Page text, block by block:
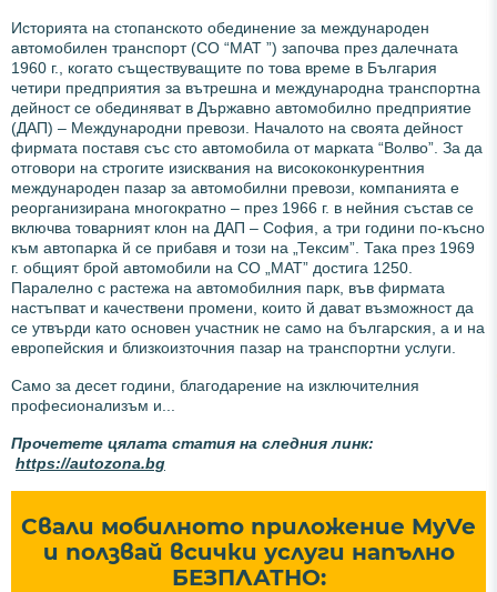
Историята на стопанското обединение за международен
автомобилен транспорт (СО “МАТ ”) започва през далечната
1960 г., когато съществуващите по това време в България
четири предприятия за вътрешна и международна транспортна
дейност се обединяват в Държавно автомобилно предприятие
(ДАП) – Международни превози. Началото на своята дейност
фирмата поставя със сто автомобила от марката “Волво”. За да
отговори на строгите изисквания на висококонкурентния
международен пазар за автомобилни превози, компанията е
реорганизирана многократно – през 1966 г. в нейния състав се
включва товарният клон на ДАП – София, а три години по-късно
към автопарка й се прибавя и този на „Тексим”. Така през 1969
г. общият брой автомобили на СО „МАТ” достига 1250.
Паралелно с растежа на автомобилния парк, във фирмата
настъпват и качествени промени, които й дават възможност да
се утвърди като основен участник не само на българския, а и на
европейския и близкоизточния пазар на транспортни услуги.
Само за десет години, благодарение на изключителния
професионализъм и...
Прочетете цялата статия на следния линк:
https://autozona.bg
Свали мобилното приложение MyVe
и ползвай всички услуги напълно
БЕЗПЛАТНО: